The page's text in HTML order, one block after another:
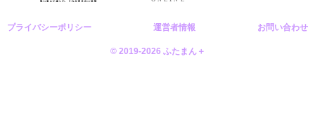
プライバシーポリシー 運営者情報 お問い合わせ
© 2019-2026 ふたまん＋